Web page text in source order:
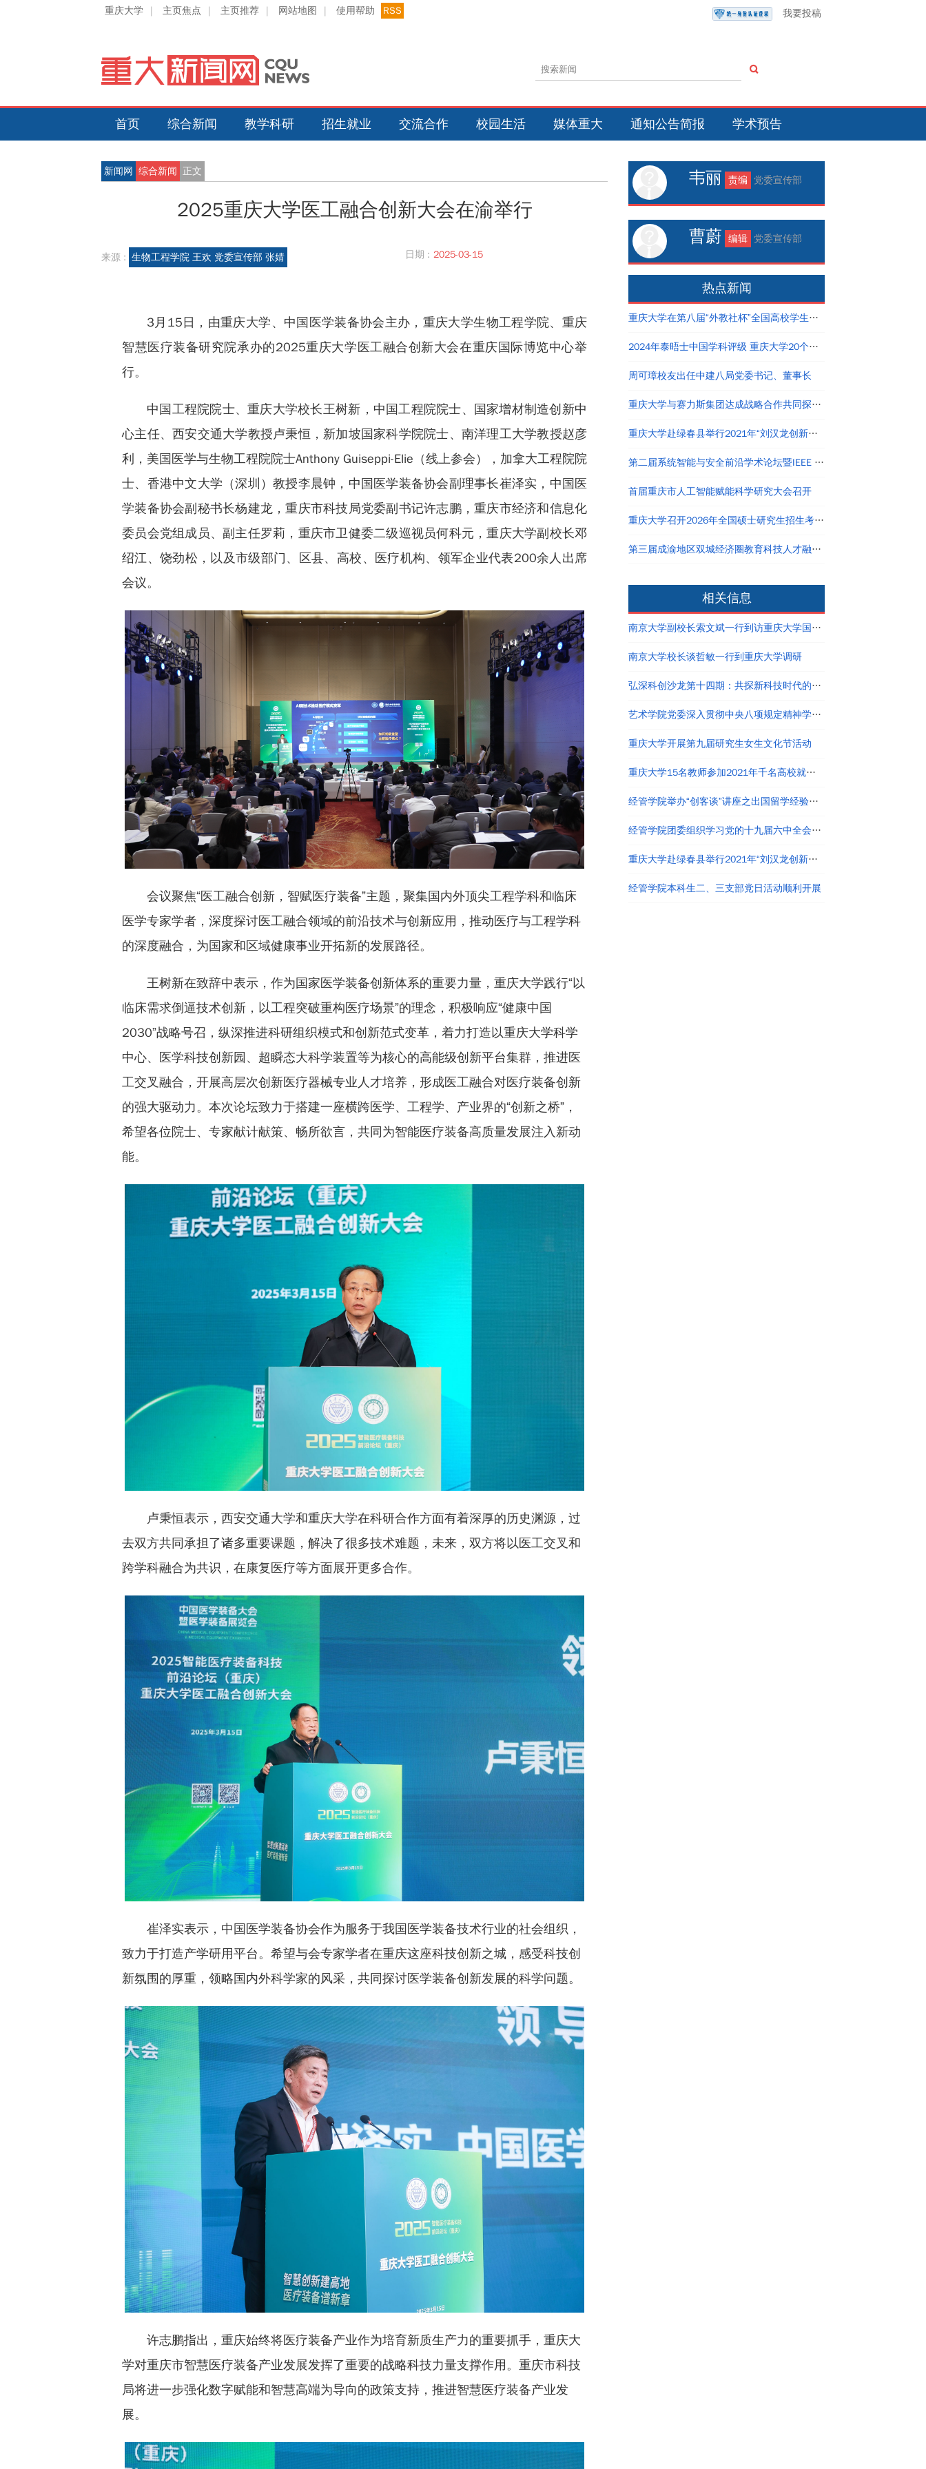
重庆大学 | 主页焦点 | 主页推荐 | 网站地图 | 使用帮助 RSS 我要投稿
首页 综合新闻 教学科研 招生就业 交流合作 校园生活 媒体重大 通知公告简报 学术预告
新闻网 综合新闻 正文
2025重庆大学医工融合创新大会在渝举行
来源 : 生物工程学院 王欢 党委宣传部 张婧 日期 : 2025-03-15
3月15日，由重庆大学、中国医学装备协会主办，重庆大学生物工程学院、重庆
智慧医疗装备研究院承办的2025重庆大学医工融合创新大会在重庆国际博览中心举
行。
中国工程院院士、重庆大学校长王树新，中国工程院院士、国家增材制造创新中
心主任、西安交通大学教授卢秉恒，新加坡国家科学院院士、南洋理工大学教授赵彦
利，美国医学与生物工程院院士Anthony Guiseppi-Elie（线上参会），加拿大工程院院
士、香港中文大学（深圳）教授李晨钟，中国医学装备协会副理事长崔泽实，中国医
学装备协会副秘书长杨建龙，重庆市科技局党委副书记许志鹏，重庆市经济和信息化
委员会党组成员、副主任罗莉，重庆市卫健委二级巡视员何科元，重庆大学副校长邓
绍江、饶劲松，以及市级部门、区县、高校、医疗机构、领军企业代表200余人出席
会议。
会议聚焦“医工融合创新，智赋医疗装备”主题，聚集国内外顶尖工程学科和临床
医学专家学者，深度探讨医工融合领域的前沿技术与创新应用，推动医疗与工程学科
的深度融合，为国家和区域健康事业开拓新的发展路径。
王树新在致辞中表示，作为国家医学装备创新体系的重要力量，重庆大学践行“以
临床需求倒逼技术创新，以工程突破重构医疗场景”的理念，积极响应“健康中国
2030”战略号召，纵深推进科研组织模式和创新范式变革，着力打造以重庆大学科学
中心、医学科技创新园、超瞬态大科学装置等为核心的高能级创新平台集群，推进医
工交叉融合，开展高层次创新医疗器械专业人才培养，形成医工融合对医疗装备创新
的强大驱动力。本次论坛致力于搭建一座横跨医学、工程学、产业界的“创新之桥”，
希望各位院士、专家献计献策、畅所欲言，共同为智能医疗装备高质量发展注入新动
能。
卢秉恒表示，西安交通大学和重庆大学在科研合作方面有着深厚的历史渊源，过
去双方共同承担了诸多重要课题，解决了很多技术难题，未来，双方将以医工交叉和
跨学科融合为共识，在康复医疗等方面展开更多合作。
崔泽实表示，中国医学装备协会作为服务于我国医学装备技术行业的社会组织，
致力于打造产学研用平台。希望与会专家学者在重庆这座科技创新之城，感受科技创
新氛围的厚重，领略国内外科学家的风采，共同探讨医学装备创新发展的科学问题。
许志鹏指出，重庆始终将医疗装备产业作为培育新质生产力的重要抓手，重庆大
学对重庆市智慧医疗装备产业发展发挥了重要的战略科技力量支撑作用。重庆市科技
局将进一步强化数字赋能和智慧高端为导向的政策支持，推进智慧医疗装备产业发
展。
韦丽 责编 党委宣传部
曹蔚 编辑 党委宣传部
热点新闻
重庆大学在第八届“外教社杯”全国高校学生跨文化能力大赛短视频大赛中荣获佳绩
2024年泰晤士中国学科评级 重庆大学20个学科评为A类
周可璋校友出任中建八局党委书记、董事长
重庆大学与赛力斯集团达成战略合作共同探寻产教融合创新路径
重庆大学赴绿春县举行2021年“刘汉龙创新团队龙之梦”奖助学金颁发仪式
第二届系统智能与安全前沿学术论坛暨IEEE Chongqing Section成立仪式在重庆举办
首届重庆市人工智能赋能科学研究大会召开
重庆大学召开2026年全国硕士研究生招生考试自命题评卷工作会议
第三届成渝地区双城经济圈教育科技人才融汇发展论坛举行
相关信息
南京大学副校长索文斌一行到访重庆大学国家卓越工程师学院
南京大学校长谈哲敏一行到重庆大学调研
弘深科创沙龙第十四期：共探新科技时代的创新创业与职业发展
艺术学院党委深入贯彻中央八项规定精神学习教育读书班结业
重庆大学开展第九届研究生女生文化节活动
重庆大学15名教师参加2021年千名高校就业工作者专题培训
经管学院举办“创客谈”讲座之出国留学经验分享
经管学院团委组织学习党的十九届六中全会精神
重庆大学赴绿春县举行2021年“刘汉龙创新团队龙之梦”奖助学金颁发仪式
经管学院本科生二、三支部党日活动顺利开展